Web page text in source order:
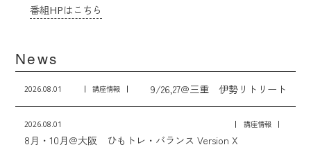
番組HPはこちら
News
2026.08.01 講座情報 9/26,27@三重 伊勢リトリート
2026.08.01 講座情報
8月・10月@大阪 ひもトレ・バランス Version X